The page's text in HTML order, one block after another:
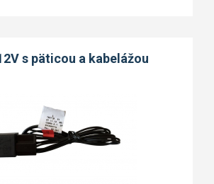
s päticou a kabelážou